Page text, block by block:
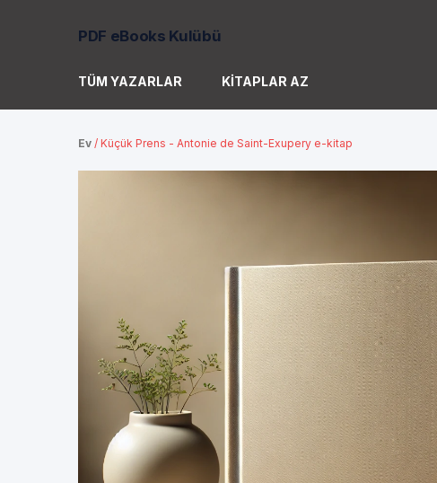
PDF eBooks Kulübü
TÜM YAZARLAR KITAPLAR AZ
Ev / Küçük Prens - Antonie de Saint-Exupery e-kitap